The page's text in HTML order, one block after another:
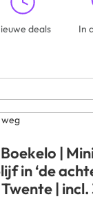
deals In
|
in ‘de
|